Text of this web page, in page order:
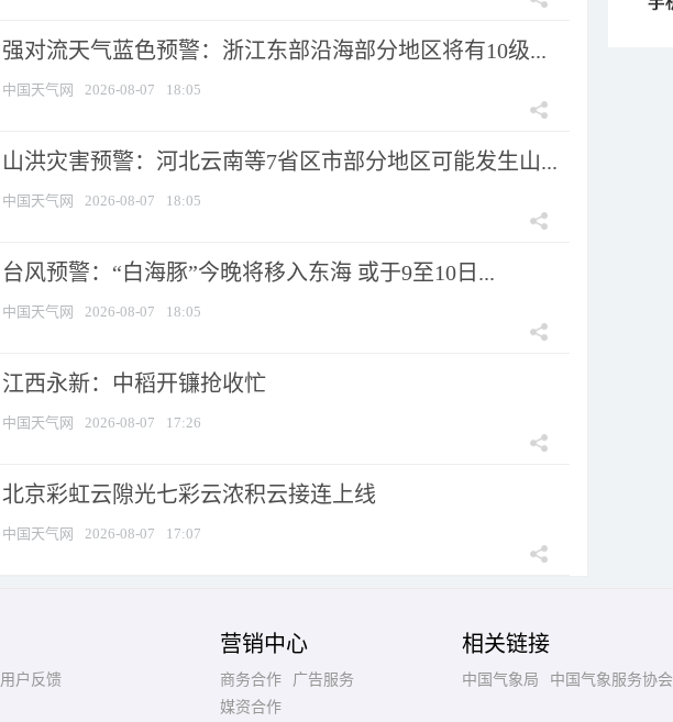
强对流天气蓝色预警：浙江东部沿海部分地区将有10级...
中国天气网 2026-08-07 18:05
山洪灾害预警：河北云南等7省区市部分地区可能发生山...
中国天气网 2026-08-07 18:05
台风预警：“白海豚”今晚将移入东海 或于9至10日...
中国天气网 2026-08-07 18:05
江西永新：中稻开镰抢收忙
中国天气网 2026-08-07 17:26
北京彩虹云隙光七彩云浓积云接连上线
中国天气网 2026-08-07 17:07
用户反馈
营销中心
商务合作
广告服务
媒资合作
相关链接
中国气象局 中国气象服务协会